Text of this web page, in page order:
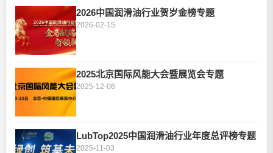
2026中国润滑油行业贺岁金榜专题
2026-02-15
2025北京国际风能大会暨展览会专题
2025-12-06
LubTop2025中国润滑油行业年度总评榜专题
2025-11-03